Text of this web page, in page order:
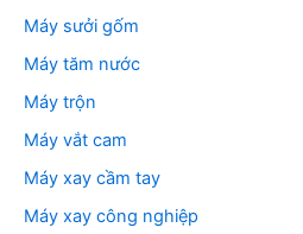
Máy sưởi gốm
Máy tăm nước
Máy trộn
Máy vắt cam
Máy xay cầm tay
Máy xay công nghiệp